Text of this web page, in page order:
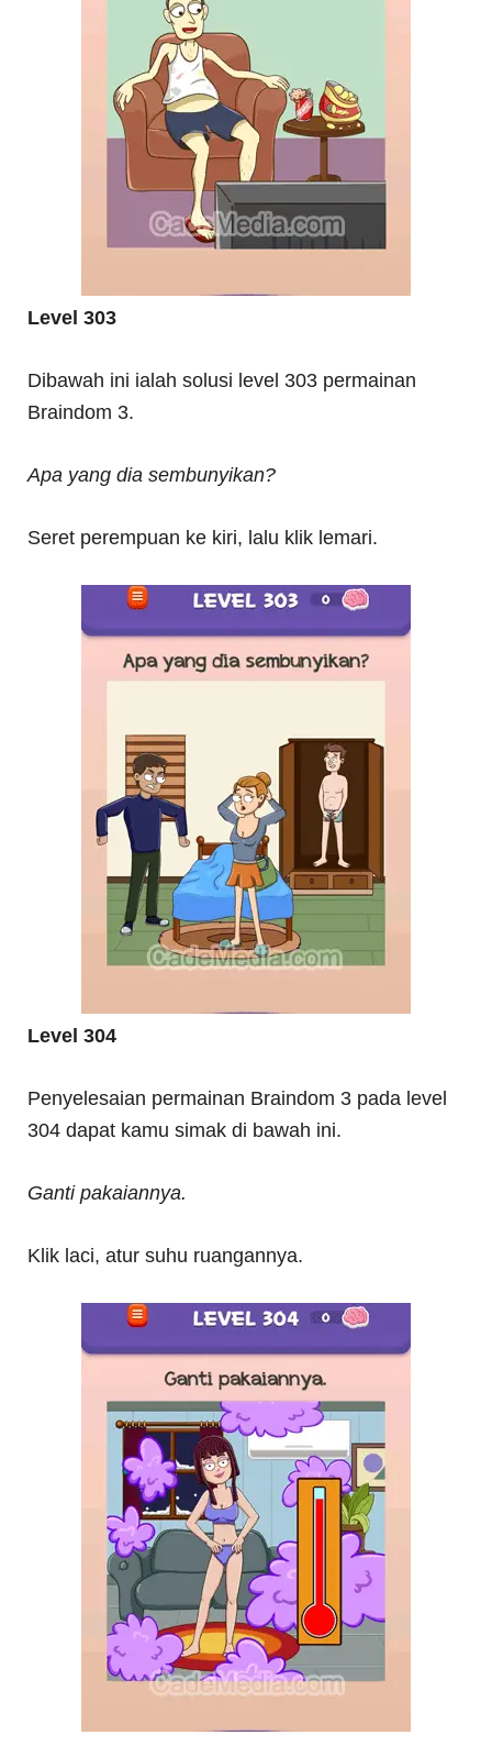
Level 303
Dibawah ini ialah solusi level 303 permainan
Braindom 3.
Apa yang dia sembunyikan?
Seret perempuan ke kiri, lalu klik lemari.
Level 304
Penyelesaian permainan Braindom 3 pada level
304 dapat kamu simak di bawah ini.
Ganti pakaiannya.
Klik laci, atur suhu ruangannya.